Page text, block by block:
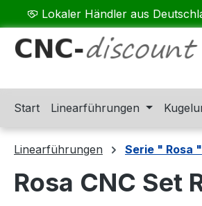
Hauptinhalt springen
Zur Suche springen
Zur Hauptnavigation springen
Lokaler Händler aus
Start Linearführungen
Linearführungen Serie " Rosa "
Rosa CNC Set